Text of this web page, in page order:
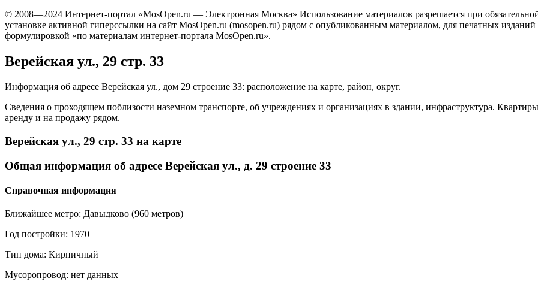
© 2008—2024 Интернет-портал «MosOpen.ru — Электронная Москва» Использование материалов разрешается при
установке активной гиперссылки на сайт MosOpen.ru (mosopen.ru) рядом с опубликованным материалом, для печатных
формулировкой «по материалам интернет-портала MosOpen.ru».
Верейская ул., 29 стр. 33
Информация об адресе Верейская ул., дом 29 строение 33: расположение на карте, район, округ.
Сведения о проходящем поблизости наземном транспорте, об учреждениях и организациях в здании, инфраструктура.
аренду и на продажу рядом.
Верейская ул., 29 стр. 33 на карте
Общая информация об адресе Верейская ул., д. 29 строение 33
Справочная информация
Ближайшее метро: Давыдково (960 метров)
Год постройки: 1970
Тип дома: Кирпичный
Мусоропровод: нет данных